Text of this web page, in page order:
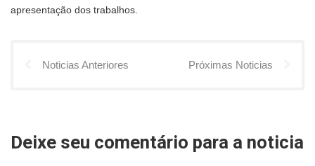
apresentação dos trabalhos.
Noticias Anteriores Próximas Noticias
Deixe seu comentário para a noticia